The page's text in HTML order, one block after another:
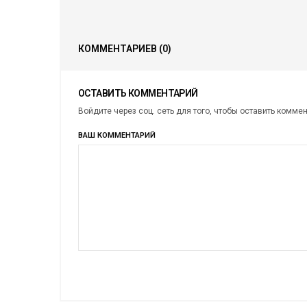
КОММЕНТАРИЕВ (0)
ОСТАВИТЬ КОММЕНТАРИЙ
Войдите через соц. сеть для того, чтобы оставить
ВАШ КОММЕНТАРИЙ